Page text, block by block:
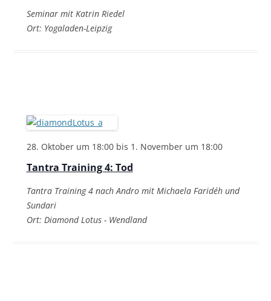
Seminar mit Katrin Riedel
Ort: Yogaladen-Leipzig
28. Oktober um 18:00bis 1. November um 18:00
Tantra Training 4: Tod
Tantra Training 4 nach Andro mit Michaela Faridéh und
Sundari
Ort: Diamond Lotus - Wendland